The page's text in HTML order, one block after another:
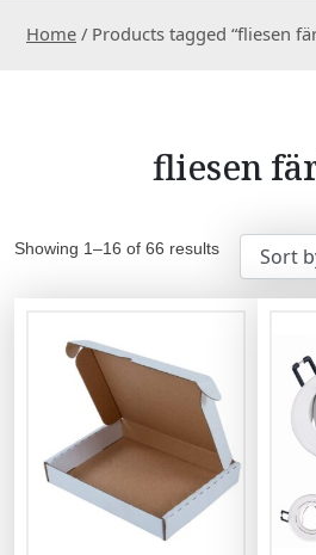
Home / Products tagged “fliesen
fliesen
Showing 1–16 of 66 results